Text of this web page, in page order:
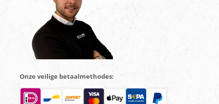
Onze veilige betaalmethodes: